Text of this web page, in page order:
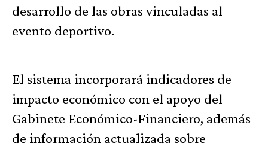
desarrollo de las obras vinculadas al
evento deportivo.
El sistema incorporará indicadores de
impacto económico con el apoyo del
Gabinete Económico-Financiero, además
de información actualizada sobre